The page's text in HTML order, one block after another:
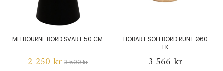
MELBOURNE BORD SVART 50 CM
2 250 kr 3 590 kr
HOBART SOFFBORD RUNT Ø60
EK
3 566 kr